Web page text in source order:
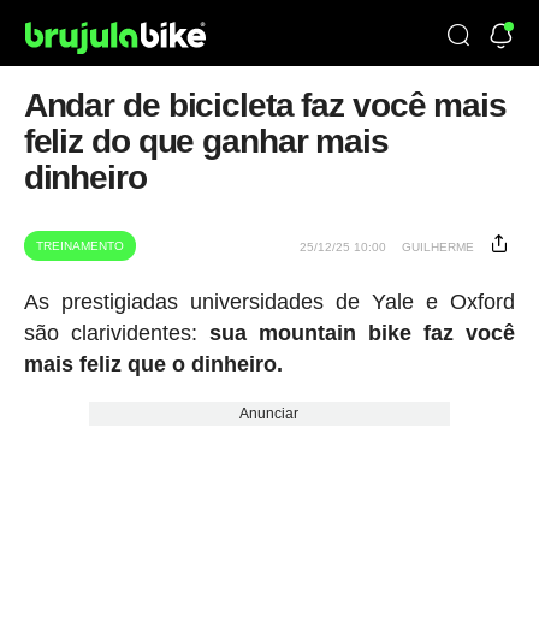
Andar de bicicleta faz você mais
feliz do que ganhar mais
dinheiro
TREINAMENTO 25/12/25 10:00 GUILHERME
As prestigiadas universidades de Yale e Oxford
são clarividentes: sua mountain bike faz você
mais feliz que o dinheiro.
Anunciar